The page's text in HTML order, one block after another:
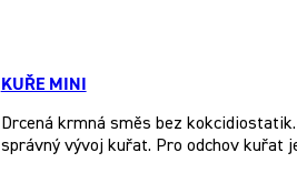
KUŘE MINI
Drcená krmná směs bez
správný vývoj kuřat. Pro odchov kuřat